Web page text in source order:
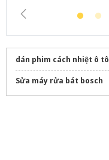
dán phim cách nhiệt ô tô
Sửa máy rửa bát bosch